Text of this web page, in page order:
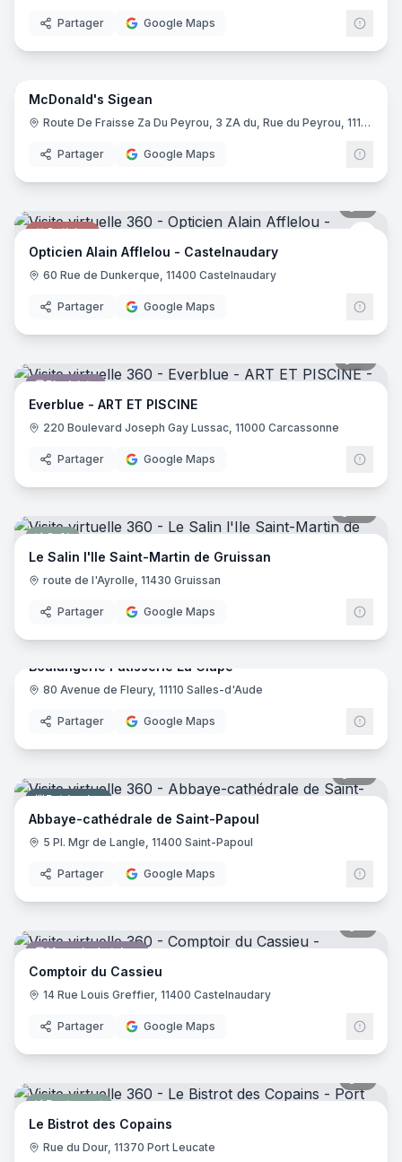
Partager Google Maps
Restauration rapide
11
McDonald's Sigean
Route De Fraisse Za Du Peyrou, 3 ZA du, Rue du Peyrou, 11130 Sigean
Partager Google Maps
Opticien
Opticien Alain Afflelou - Castelnaudary
60 Rue de Dunkerque, 11400 Castelnaudary
Partager Google Maps
Pisciniste
Everblue - ART ET PISCINE
220 Boulevard Joseph Gay Lussac, 11000 Carcassonne
Partager Google Maps
Café
Le Salin l'Ile Saint-Martin de Gruissan
route de l'Ayrolle, 11430 Gruissan
Partager Google Maps
Boulangerie
Boulangerie Pâtisserie La Clape
80 Avenue de Fleury, 11110 Salles-d'Aude
Partager Google Maps
Patrimoine
Abbaye-cathédrale de Saint-Papoul
5 Pl. Mgr de Langle, 11400 Saint-Papoul
Partager Google Maps
Magasin de tabac
Comptoir du Cassieu
14 Rue Louis Greffier, 11400 Castelnaudary
Partager Google Maps
Restaurant
Le Bistrot des Copains
Rue du Dour, 11370 Port Leucate